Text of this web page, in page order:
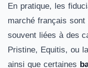
En pratique, les
marché français
souvent liées à des
Pristine, Equitis, ou
ainsi que certaines